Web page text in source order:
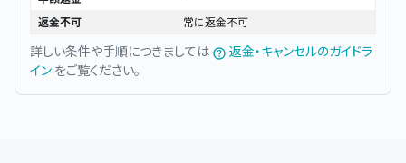
返金不可
常に返金不可
詳しい条件や手順につきましては
返金・キャンセルのガイドラ
イン をご覧ください。